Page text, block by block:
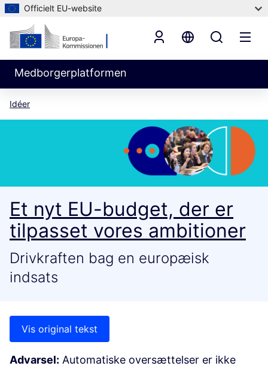
Officielt EU-website
Medborgerplatformen
Idéer
Et nyt EU-budget, der er
tilpasset vores ambitioner
Drivkraften bag en europæisk
indsats
Vis original tekst
Advarsel: Automatiske oversættelser er ikke